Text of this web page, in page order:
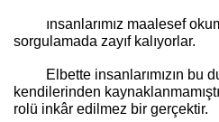
ınsanlarımız maalesef
sorgulamada zayıf kalıyorlar.
Elbette insanlarımızın bu
kendilerinden
rolü inkâr edilmez bir gerçektir.